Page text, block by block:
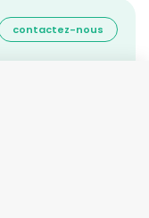
contactez-nous